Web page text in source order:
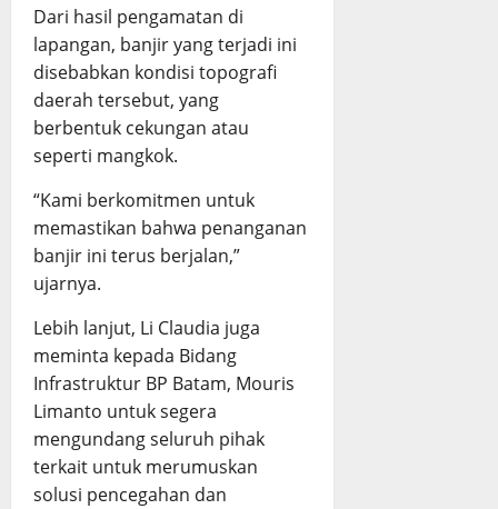
Dari hasil pengamatan di
lapangan, banjir yang terjadi ini
disebabkan kondisi topografi
daerah tersebut, yang
berbentuk cekungan atau
seperti mangkok.
“Kami berkomitmen untuk
memastikan bahwa penanganan
banjir ini terus berjalan,”
ujarnya.
Lebih lanjut, Li Claudia juga
meminta kepada Bidang
Infrastruktur BP Batam, Mouris
Limanto untuk segera
mengundang seluruh pihak
terkait untuk merumuskan
solusi pencegahan dan